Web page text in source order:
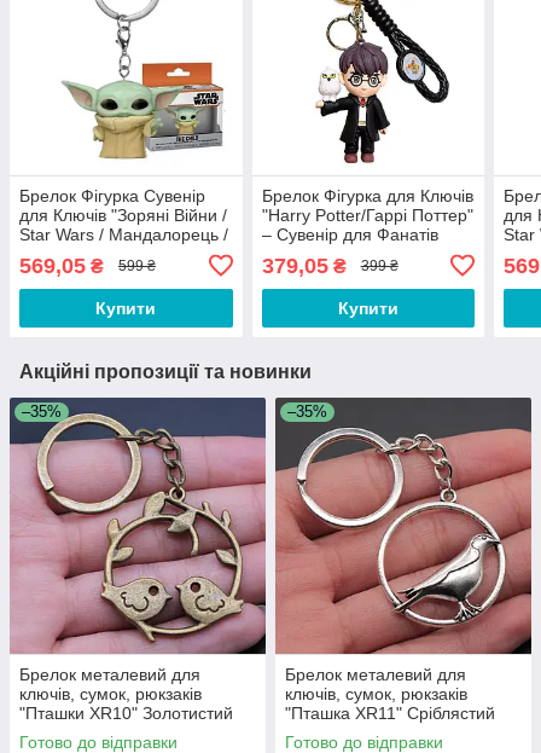
Брелок Фігурка Сувенір
для Ключів "Зоряні Війни /
Star Wars / Мандалорець /
The Mandalorian / Грогу /
Grogu"
569,05 ₴ 599 ₴
Купити
Брелок Фігурка для Ключів
"Harry Potter/Гаррі Поттер"
– Сувенір для Фанатів
379,05₴ 399 ₴
Купити
для
Star
Акційні пропозиції та новинки
–35%
Брелок металевий для
ключів, сумок, рюкзаків
"Пташки XR10" Золотистий
Готово до відправки
–35%
Брелок металевий для
ключів, сумок, рюкзаків
"Пташка XR11" Сріблястий
Готово до відправки